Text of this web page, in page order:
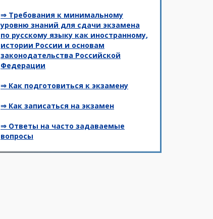
⇒ Требования к минимальному
уровню знаний для сдачи экзамена
по русскому языку как иностранному,
истории России и основам
законодательства Российской
Федерации
⇒ Как подготовиться к экзамену
⇒ Как записаться на экзамен
⇒ Ответы на часто задаваемые
вопросы